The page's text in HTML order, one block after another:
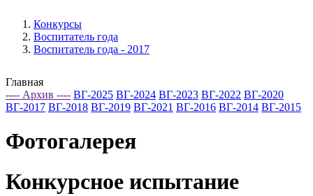
Конкурсы
Воспитатель года
Воспитатель года - 2017
Главная
---- Архив ---- ВГ-2025 ВГ-2024 ВГ-2023 ВГ-2022 ВГ-2020
ВГ-2017 ВГ-2018 ВГ-2019 ВГ-2021 ВГ-2016 ВГ-2014 ВГ-2015
Фотогалерея
Конкурсное испытание